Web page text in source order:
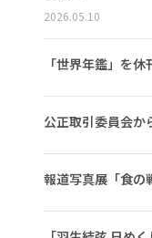
2026.05.10
「世界年鑑」を
公正取引委員会か
報道写真展「食の